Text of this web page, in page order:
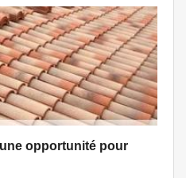
opportunité pour